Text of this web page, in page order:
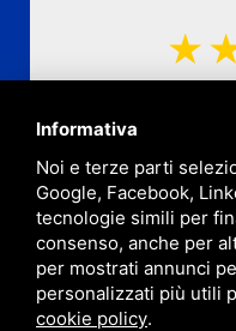
LEGGI
Informativa
Noi e terze parti
Google, Facebook,
tecnologie simili per
consenso, anche per
per mostrati annunci
personalizzati più utili
cookie policy.